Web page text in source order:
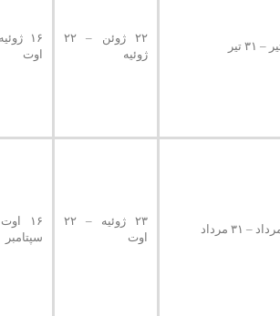
۲۲ ژوئن – ۲۲
ژوئیه
اوت
۲۳ ژوئیه – ۲۲
اوت
سپتامبر